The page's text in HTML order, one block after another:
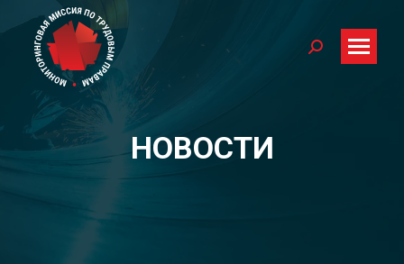
Search:
НОВОСТИ
You are here: